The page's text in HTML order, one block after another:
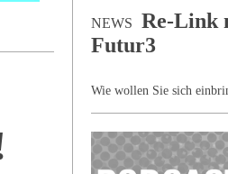
NEWS
Re-Link
Futur3
Wie wollen Sie sich